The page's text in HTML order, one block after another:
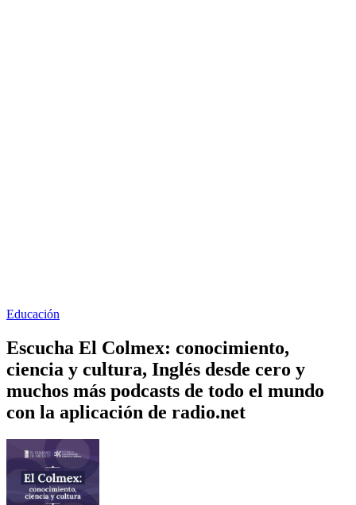
Educación
Escucha El Colmex: conocimiento,
ciencia y cultura, Inglés desde cero y
muchos más podcasts de todo el mundo
con la aplicación de radio.net